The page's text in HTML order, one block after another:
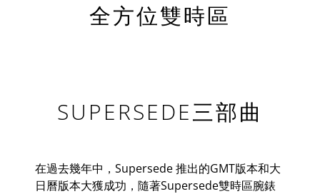
全方位雙時區
SUPERSEDE三部曲
在過去幾年中， Supersede推出的GMT版本和大
日曆版本大獲成功，隨著Supersede雙時區腕錶